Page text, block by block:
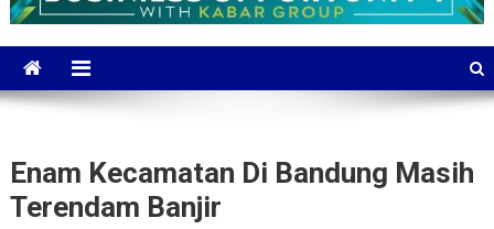
Enam Kecamatan Di Bandung Masih
Terendam Banjir